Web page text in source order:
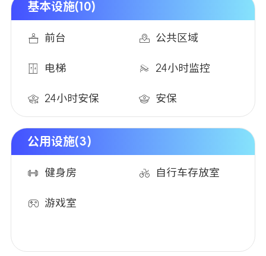
基本设施(10)
前台 公共区域
电梯 24小时监控
24小时安保 安保
公用设施(3)
健身房 自行车存放室
游戏室